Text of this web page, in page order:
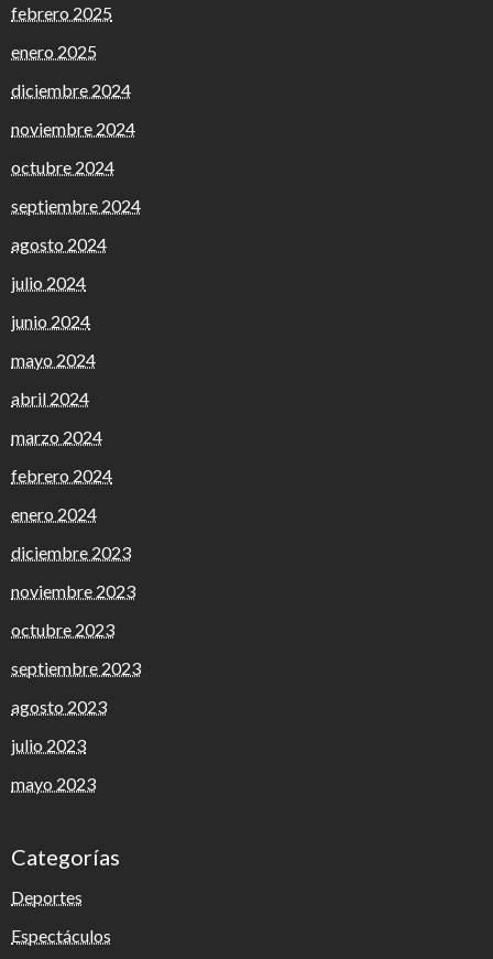
febrero 2025
enero 2025
diciembre 2024
noviembre 2024
octubre 2024
septiembre 2024
agosto 2024
julio 2024
junio 2024
mayo 2024
abril 2024
marzo 2024
febrero 2024
enero 2024
diciembre 2023
noviembre 2023
octubre 2023
septiembre 2023
agosto 2023
julio 2023
mayo 2023
Categorías
Deportes
Espectáculos